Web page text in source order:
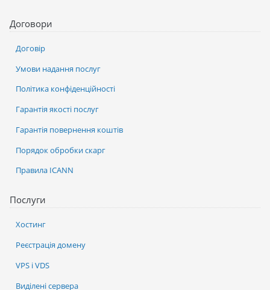
Послуги
Хостинг
Реєстрація домену
VPS і VDS
Виділені сервера
Договори
Договір
Умови надання послуг
Політика конфіденційності
Гарантія якості послуг
Гарантія повернення коштів
Порядок обробки скарг
Правила ICANN